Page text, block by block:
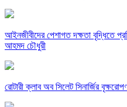
‎আইনজীবীদের পেশাগত দক্ষতা বৃদ্ধিতে
আহমদ চৌধুরী
রোটারী ক্লাব অব সিলেট সিনার্জির